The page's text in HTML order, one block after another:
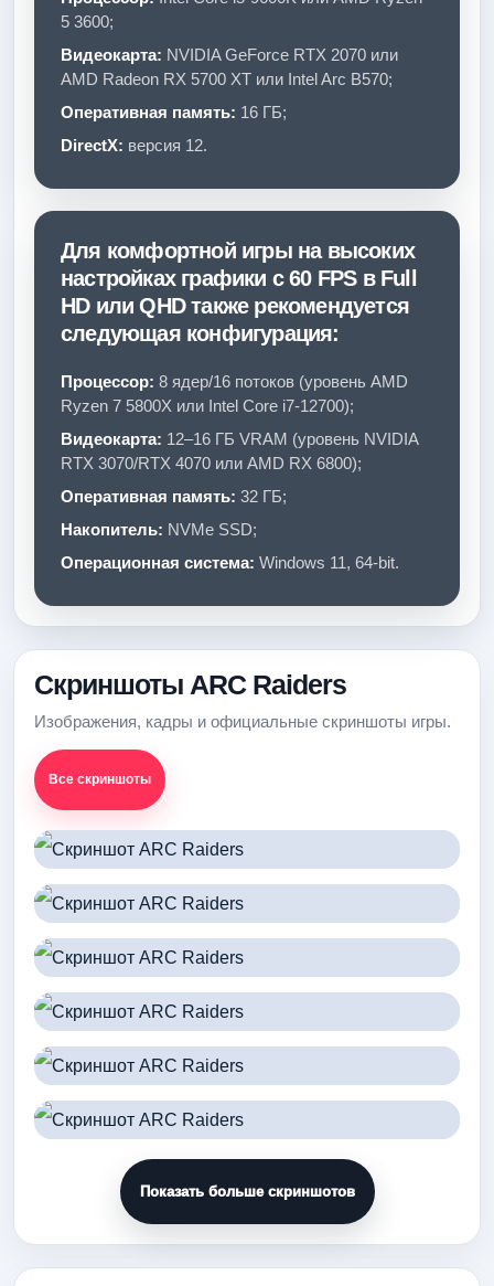
5 3600;
Видеокарта: NVIDIA GeForce RTX 2070 или
AMD Radeon RX 5700 XT или Intel Arc B570;
Оперативная память: 16 ГБ;
DirectX: версия 12.
Для комфортной игры на высоких
настройках графики с 60 FPS в Full
HD или QHD также рекомендуется
следующая конфигурация:
Процессор: 8 ядер/16 потоков (уровень AMD
Ryzen 7 5800X или Intel Core i7-12700);
Видеокарта: 12–16 ГБ VRAM (уровень NVIDIA
RTX 3070/RTX 4070 или AMD RX 6800);
Оперативная память: 32 ГБ;
Накопитель: NVMe SSD;
Операционная система: Windows 11, 64-bit.
Скриншоты ARC Raiders
Изображения, кадры и официальные скриншоты игры.
Все скриншоты
Показать больше скриншотов